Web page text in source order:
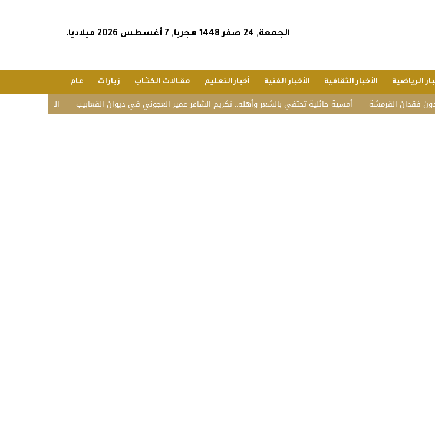
الجمعة, 24 صفر 1448 هجريا, 7 أغسطس 2026 ميلاديا.
الرياضية الأخبار الثقافية الأخبار الفنية أخبارالتعليم مقـالات الكتـّـاب زيارات عام
الشؤون الإسلامية أمسية حائلية تحتفي بالشعر وأهله.. تكريم الشاعر عمير العجوني في ديوان القعابيب القرمشة